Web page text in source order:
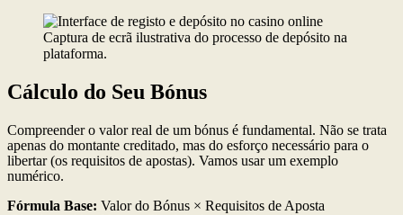
Captura de ecrã ilustrativa do processo de depósito na
plataforma.
Cálculo do Seu Bónus
Compreender o valor real de um bónus é fundamental. Não se trata
apenas do montante creditado, mas do esforço necessário para o
libertar (os requisitos de apostas). Vamos usar um exemplo
numérico.
Fórmula Base: Valor do Bónus × Requisitos de Aposta